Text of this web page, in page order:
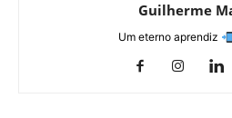
Guilherme
Um eterno aprendiz